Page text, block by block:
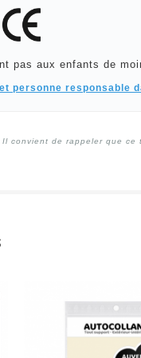
pas aux enfants de
personne responsable
Il convient de rappeler que ce